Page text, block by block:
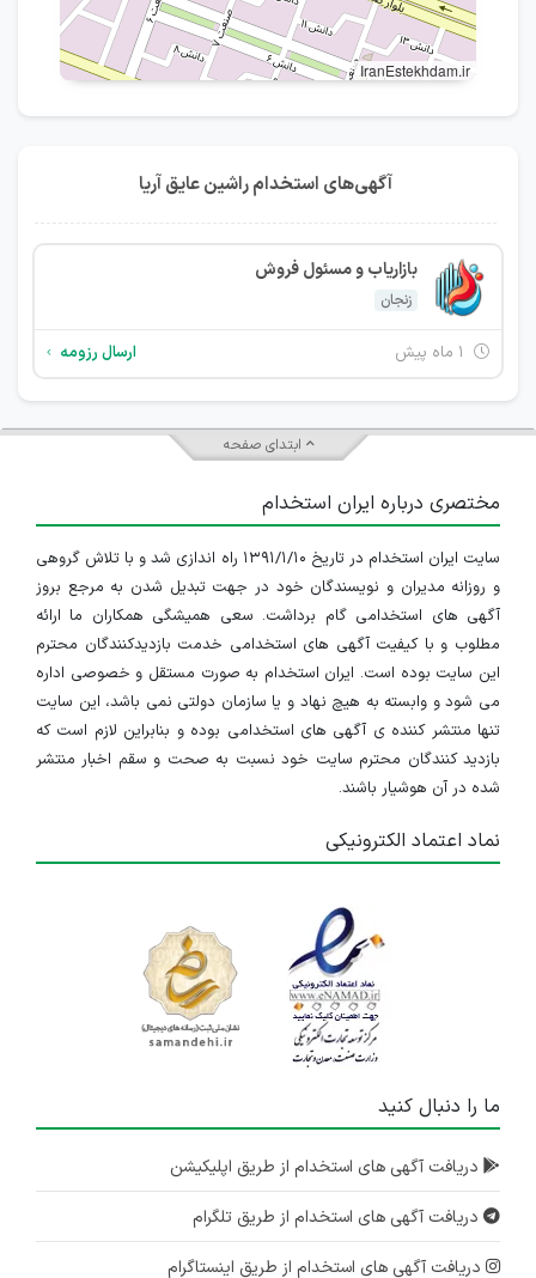
IranEstekhdam.ir
آگهی‌های استخدام راشین عایق آریا
بازاریاب و مسئول فروش
زنجان
ارسال رزومه
ابتدای صفحه
مختصری درباره ایران استخدام
سایت ایران استخدام در تاریخ ۱۳۹۱/۱/۱۰ راه اندازی شد و با تلاش گروهی
و روزانه مدیران و نویسندگان خود در جهت تبدیل شدن به مرجع بروز
آگهی های استخدامی گام برداشت. سعی همیشگی همکاران ما ارائه
مطلوب و با کیفیت آگهی های استخدامی خدمت بازدیدکنندگان محترم
این سایت بوده است. ایران استخدام به صورت مستقل و خصوصی اداره
می شود و وابسته به هیچ نهاد و یا سازمان دولتی نمی باشد، این سایت
تنها منتشر کننده ی آگهی های استخدامی بوده و بنابراین لازم است که
بازدید کنندگان محترم سایت خود نسبت به صحت و سقم اخبار منتشر
شده در آن هوشیار باشند.
نماد اعتماد الکترونیکی
ما را دنبال کنید
دریافت آگهی های استخدام از طریق اپلیکیشن
دریافت آگهی های استخدام از طریق تلگرام
دریافت آگهی های استخدام از طریق اینستاگرام